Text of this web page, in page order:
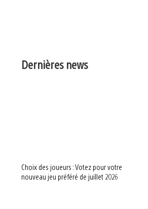
Dernières news
Choix des joueurs : Votez pour votre
nouveau jeu préféré de juillet 2026